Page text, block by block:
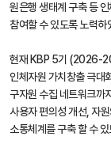
원은행 생태계 구축 등
참여할 수 있도록 노력하
현재 KBP 5기 (2026-
인체자원 가치창출 극대
구자원 수집 네트워크까
사용자 편의성 개선, 자
소통체계를 구축 할 수